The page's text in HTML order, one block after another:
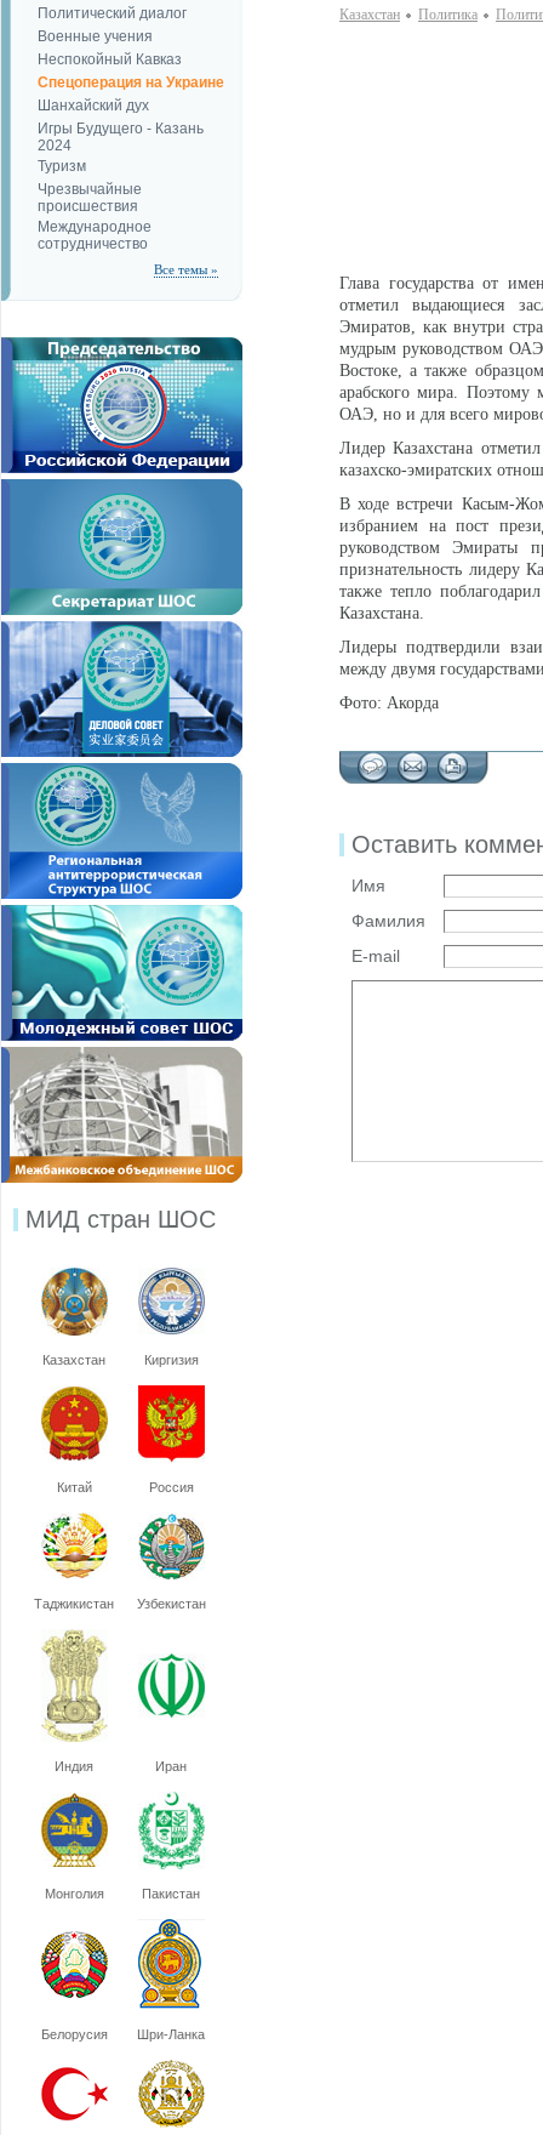
Политический диалог
Военные учения
Неспокойный Кавказ
Спецоперация на Украине
Шанхайский дух
Игры Будущего - Казань
2024
Туризм
Чрезвычайные
происшествия
Международное
сотрудничество
Все темы »
МИД стран ШОС
Казахстан Киргизия
Китай Россия
Таджикистан Узбекистан
Индия Иран
Монголия Пакистан
Белорусия Шри-Ланка
Казахстан Политика
Глава государства от
отметил выдающиеся
Эмиратов, как внутри
мудрым руководством
Востоке, а также
арабского мира. Поэтому
ОАЭ, но и для всего
Лидер Казахстана
казахско-эмиратских
В ходе встречи Касым-
избранием на пост
руководством Эмираты
признательность лидеру
также тепло
Казахстана.
Лидеры подтвердили
между двумя
Фото: Акорда
Оставить
Имя
Фамилия
E-mail